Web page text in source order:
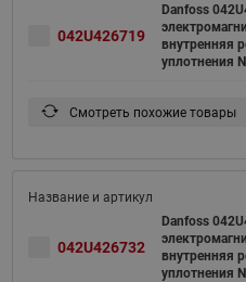
042U426719
Danfoss
внутренняя
уплотнения
Смотреть похожие товары
042U426732
Danfoss
внутренняя
уплотнения